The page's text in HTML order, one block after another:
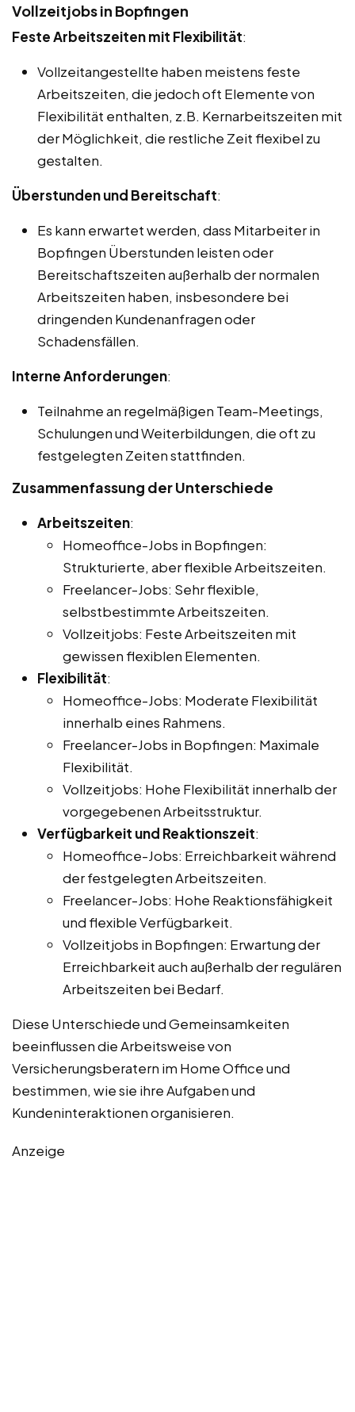
Vollzeitjobs in Bopfingen
Feste Arbeitszeiten mit Flexibilität:
Vollzeitangestellte haben meistens feste
Arbeitszeiten, die jedoch oft Elemente von
Flexibilität enthalten, z.B. Kernarbeitszeiten mit
der Möglichkeit, die restliche Zeit flexibel zu
gestalten.
Überstunden und Bereitschaft:
Es kann erwartet werden, dass Mitarbeiter in
Bopfingen Überstunden leisten oder
Bereitschaftszeiten außerhalb der normalen
Arbeitszeiten haben, insbesondere bei
dringenden Kundenanfragen oder
Schadensfällen.
Interne Anforderungen:
Teilnahme an regelmäßigen Team-Meetings,
Schulungen und Weiterbildungen, die oft zu
festgelegten Zeiten stattfinden.
Zusammenfassung der Unterschiede
Arbeitszeiten:
Homeoffice-Jobs in Bopfingen:
Strukturierte, aber flexible Arbeitszeiten.
Freelancer-Jobs: Sehr flexible,
selbstbestimmte Arbeitszeiten.
Vollzeitjobs: Feste Arbeitszeiten mit
gewissen flexiblen Elementen.
Flexibilität:
Homeoffice-Jobs: Moderate Flexibilität
innerhalb eines Rahmens.
Freelancer-Jobs in Bopfingen: Maximale
Flexibilität.
Vollzeitjobs: Hohe Flexibilität innerhalb der
vorgegebenen Arbeitsstruktur.
Verfügbarkeit und Reaktionszeit:
Homeoffice-Jobs: Erreichbarkeit während
der festgelegten Arbeitszeiten.
Freelancer-Jobs: Hohe Reaktionsfähigkeit
und flexible Verfügbarkeit.
Vollzeitjobs in Bopfingen: Erwartung der
Erreichbarkeit auch außerhalb der regulären
Arbeitszeiten bei Bedarf.
Diese Unterschiede und Gemeinsamkeiten
beeinflussen die Arbeitsweise von
Versicherungsberatern im Home Office und
bestimmen, wie sie ihre Aufgaben und
Kundeninteraktionen organisieren.
Anzeige